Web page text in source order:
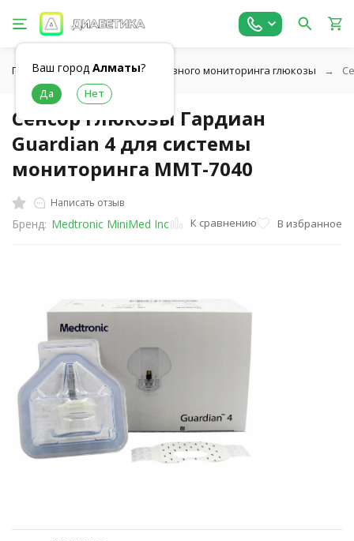
Ваш город Алматы?
Главная Cистемы непрерывного мониторинга глюкозы
Сенсор глюкозы Гардиан
Guardian 4 для системы
мониторинга ММТ-7040
Написать отзыв
Бренд: Medtronic MiniMed Inc К сравнению В избранное